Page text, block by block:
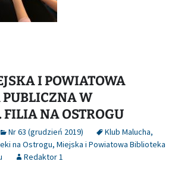
I POWIATOWA
W
FILIA NA OSTROGU
Nr 63 (grudzień 2019) Klub Malucha,
na Ostrogu, Miejska i Powiatowa Biblioteka
Redaktor 1